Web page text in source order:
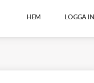
HEM LOGGA IN